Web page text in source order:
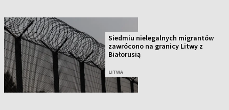
Siedmiu nielegalnych migrantów
zawrócono na granicy Litwy z
Białorusią
LITWA